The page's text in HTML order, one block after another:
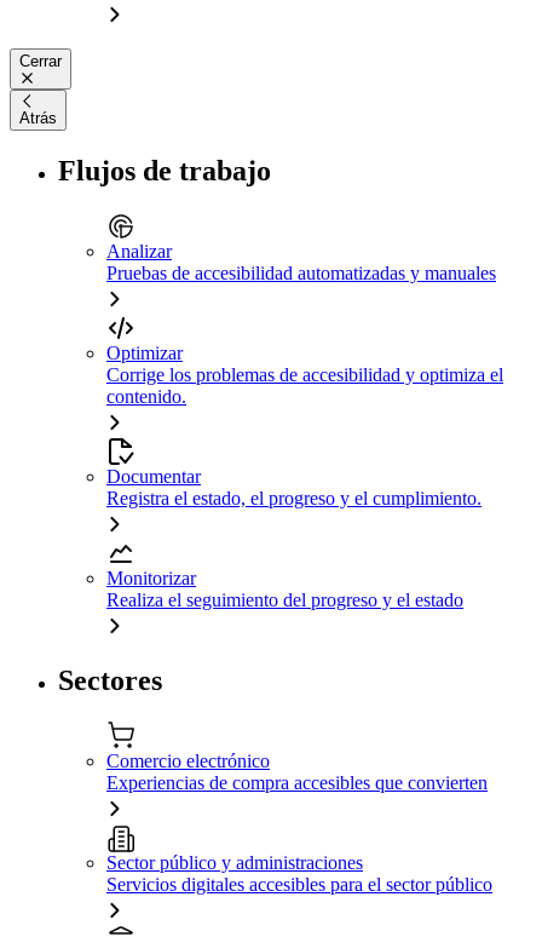
Cerrar
Atrás
Flujos de trabajo
Analizar
Pruebas de accesibilidad automatizadas y manuales
Optimizar
Corrige los problemas de accesibilidad y optimiza el
contenido.
Documentar
Registra el estado, el progreso y el cumplimiento.
Monitorizar
Realiza el seguimiento del progreso y el estado
Sectores
Comercio electrónico
Experiencias de compra accesibles que convierten
Sector público y administraciones
Servicios digitales accesibles para el sector público